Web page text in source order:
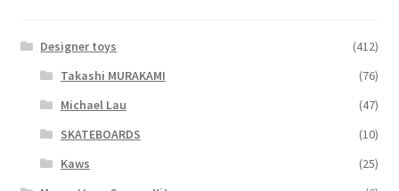
Designer toys
(412)
Takashi MURAKAMI
(76)
Michael Lau
(47)
SKATEBOARDS
(10)
Kaws
(25)